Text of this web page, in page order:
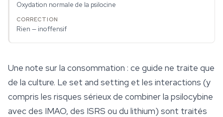
Oxydation normale de la psilocine
Rien — inoffensif
Une note sur la consommation : ce guide ne traite que
de la culture. Le set and setting et les interactions (y
compris les risques sérieux de combiner la psilocybine
avec des IMAO, des ISRS ou du lithium) sont traités